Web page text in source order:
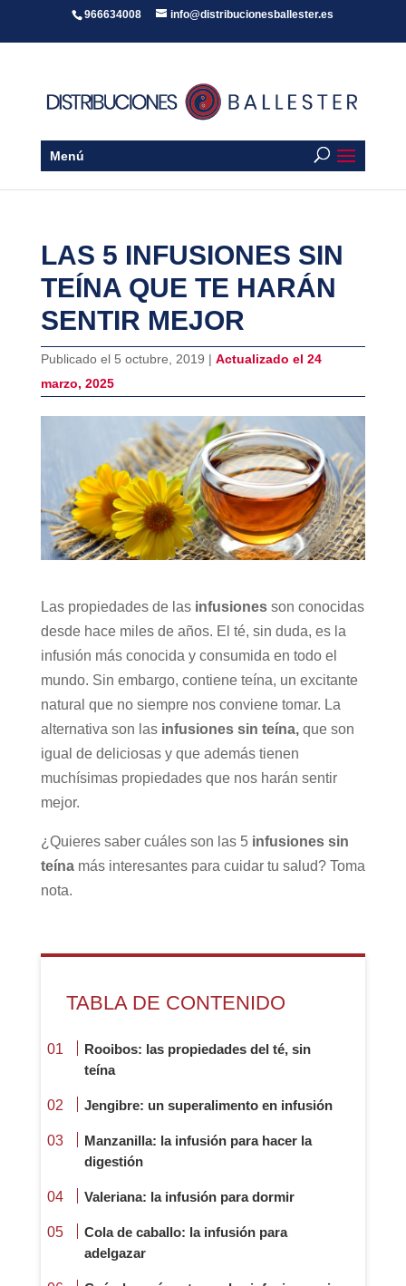
966634008 info@distribucionesballester.es
Menú
LAS 5 INFUSIONES SIN
TEÍNA QUE TE HARÁN
SENTIR MEJOR
Publicado el 5 octubre, 2019 | Actualizado el 24
marzo, 2025
Las propiedades de las infusiones son conocidas
desde hace miles de años. El té, sin duda, es la
infusión más conocida y consumida en todo el
mundo. Sin embargo, contiene teína, un excitante
natural que no siempre nos conviene tomar. La
alternativa son las infusiones sin teína,que son
igual de deliciosas y que además tienen
muchísimas propiedades que nos harán sentir
mejor.
¿Quieres saber cuáles son las 5 infusiones sin
teínamás interesantes para cuidar tu salud? Toma
nota.
TABLA DE CONTENIDO
Rooibos: las propiedades del té, sin
teína
Jengibre: un superalimento en infusión
Manzanilla: la infusión para hacer la
digestión
Valeriana: la infusión para dormir
Cola de caballo: la infusión para
adelgazar